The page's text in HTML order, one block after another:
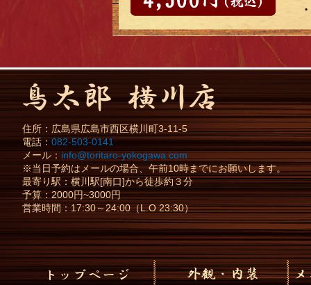
住所： 広島県広島市西区横川町3-11-5
電話：082-503-0141
メール： info@toritaro-yokogawa.com
※当日予約はメールの場合、午前10時までにお願いします。
最寄り駅：横川駅[南口]から徒歩約３分
予算：2000円~3000円
営業時間：17:30～24:00（L.O 23:30）